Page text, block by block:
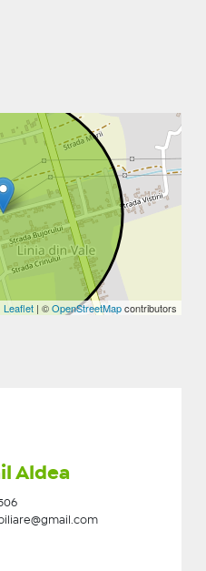
Leaflet | ©OpenStreetMapcontributors
Aldea